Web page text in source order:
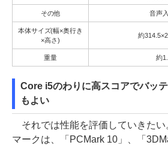
その他 音声
本体サイズ(幅×奥行き
×高さ)
約
重量 約
Core i5のわりに高スコアでバッ
もよい
それでは性能を評価していきたい
マークは、「PCMark 10」、「